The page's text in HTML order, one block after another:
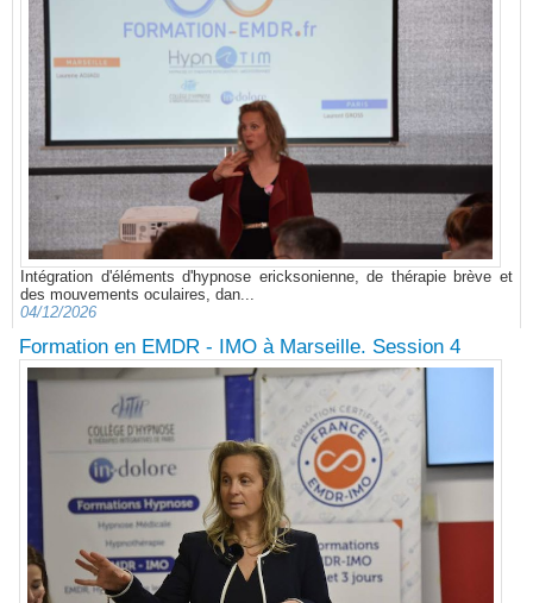
Intégration d'éléments d'hypnose ericksonienne, de thérapie brève et
des mouvements oculaires, dan...
04/12/2026
Formation en EMDR - IMO à Marseille. Session 4